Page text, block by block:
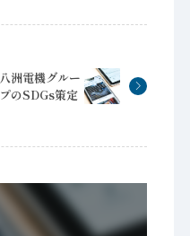
八洲電機グルー
プのSDGs策定